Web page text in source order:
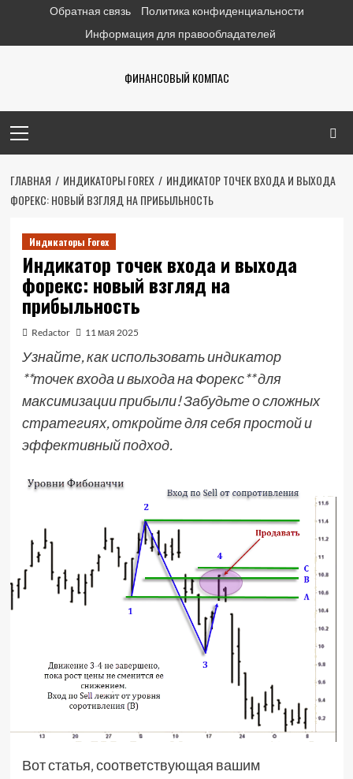
содержимому
Обратная связь
Политика конфиденциальности
Информация для правообладателей
ФИНАНСОВЫЙ КОМПАС
меню
ГЛАВНАЯ ИНДИКАТОРЫ FOREX
ИНДИКАТОР ТОЧЕК ВХОДА И ВЫХОДА
ФОРЕКС: НОВЫЙ ВЗГЛЯД НА ПРИБЫЛЬНОСТЬ
Индикаторы Forex
Индикатор точек входа и выхода
форекс: новый взгляд на
прибыльность
Redactor 11 мая 2025
Узнайте, как использовать индикатор
**точек входа и выхода на Форекс** для
максимизации прибыли! Забудьте о сложных
стратегиях, откройте для себя простой и
эффективный подход.
Вот статья‚ соответствующая вашим